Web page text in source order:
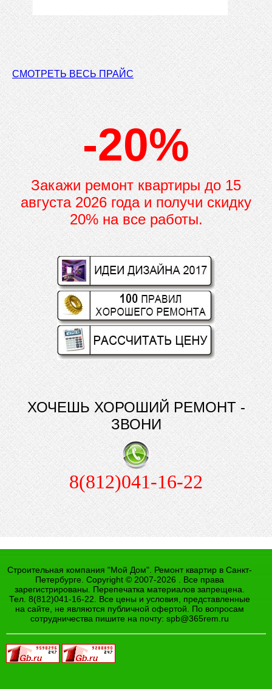
СМОТРЕТЬ ВЕСЬ ПРАЙС
-20%
Закажи ремонт квартиры до15
августа 2026 года и получи скидку
20% на все работы.
ХОЧЕШЬ ХОРОШИЙ РЕМОНТ -
ЗВОНИ
8(812)041-16-22
Строительная компания "Мой Дом". Ремонт квартир в Санкт-
Петербурге. Copyright © 2007-2026 . Все права
зарегистрированы. Перепечатка материалов запрещена.
Тел. 8(812)041-16-22. Все цены и условия, представленные
на сайте, не являются публичной офертой. По вопросам
сотрудничества пишите на почту: spb@365rem.ru